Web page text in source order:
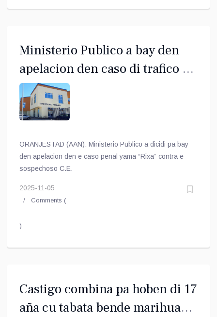
Ministerio Publico a bay den
apelacion den caso di trafico di
hende
ORANJESTAD (AAN): Ministerio Publico a dicidi pa bay
den apelacion den e caso penal yama “Rixa” contra e
sospechoso C.E.
2025-11-05
Comments (
)
Castigo combina pa hoben di 17
aña cu tabata bende marihuana